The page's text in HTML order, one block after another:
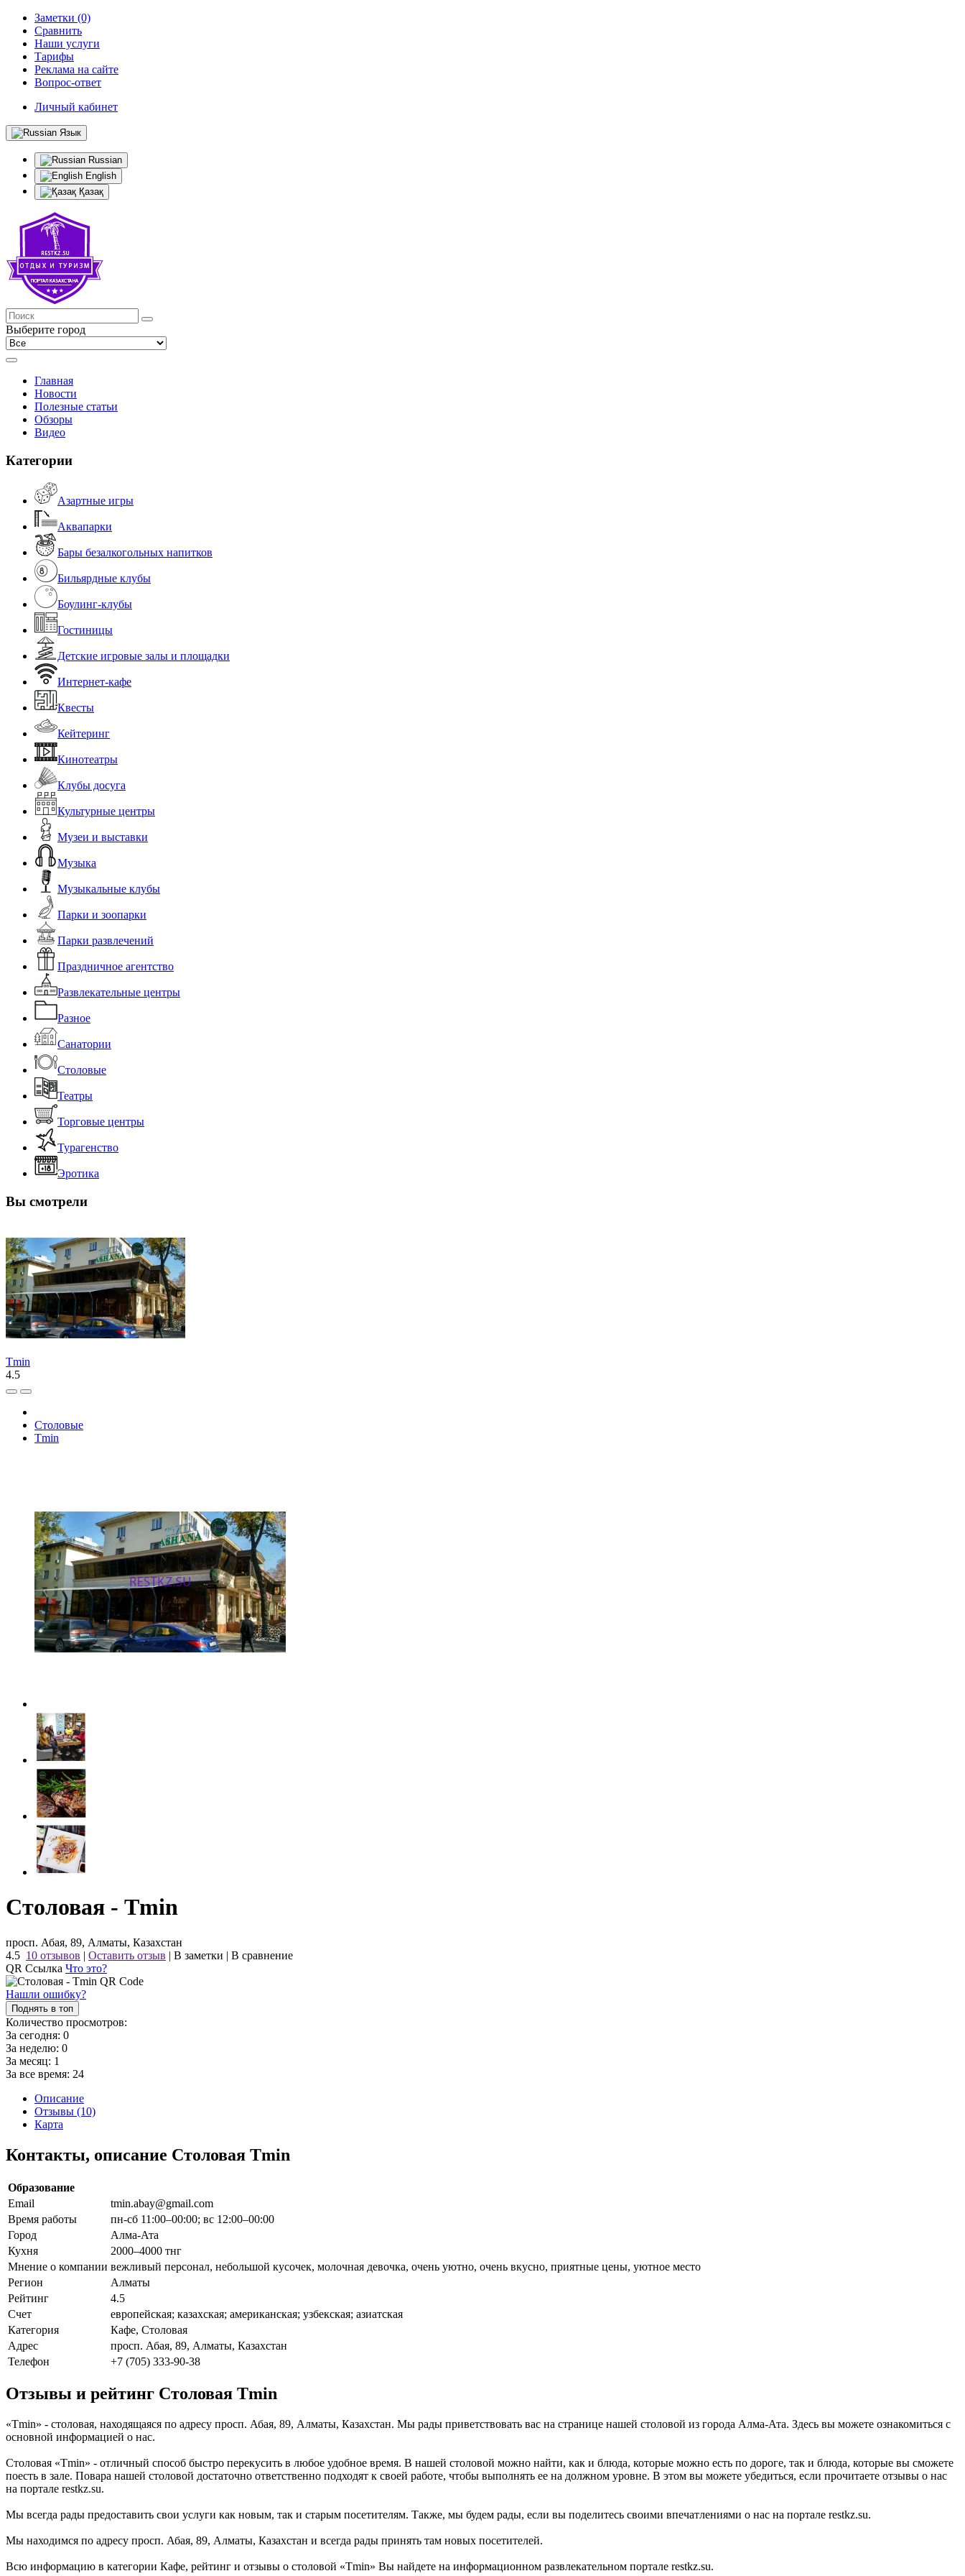
Заметки (0)
Сравнить
Наши услуги
Тарифы
Реклама на сайте
Вопрос-ответ
Личный кабинет
Язык
Russian
English
Қазақ
Выберите город
Главная
Новости
Полезные статьи
Обзоры
Видео
Категории
Азартные игры
Аквапарки
Бары безалкогольных напитков
Бильярдные клубы
Боулинг-клубы
Гостиницы
Детские игровые залы и площадки
Интернет-кафе
Квесты
Кейтеринг
Кинотеатры
Клубы досуга
Культурные центры
Музеи и выставки
Музыка
Музыкальные клубы
Парки и зоопарки
Парки развлечений
Праздничное агентство
Развлекательные центры
Разное
Санатории
Столовые
Театры
Торговые центры
Турагенство
Эротика
Вы смотрели
Tmin
4.5
Столовые
Tmin
Столовая - Tmin
просп. Абая, 89, Алматы, Казахстан
4.5 10 отзывов | Оставить отзыв | В заметки | В сравнение
QR Ссылка Что это?
Нашли ошибку?
Поднять в топ
Количество просмотров:
За сегодня: 0
За неделю: 0
За месяц: 1
За все время: 24
Описание
Отзывы (10)
Карта
Контакты, описание Столовая Tmin
Образование
Email
tmin.abay@gmail.com
Время работы
пн-сб 11:00–00:00; вс 12:00–00:00
Город
Алма-Ата
Кухня
2000–4000 тнг
Мнение о компании вежливый персонал, небольшой кусочек, молочная девочка, очень уютно, очень вкусно, приятные цены, уютное место
Регион
Алматы
Рейтинг
4.5
Счет
европейская; казахская; американская; узбекская; азиатская
Категория
Кафе, Столовая
Адрес
просп. Абая, 89, Алматы, Казахстан
Телефон
+7 (705) 333-90-38
Отзывы и рейтинг Столовая Tmin
«Tmin» - столовая, находящаяся по адресу просп. Абая, 89, Алматы, Казахстан. Мы рады приветствовать вас на странице нашей столовой из города Алма-Ата. Здесь вы можете ознакомиться с
основной информацией о нас.
Столовая «Tmin» - отличный способ быстро перекусить в любое удобное время. В нашей столовой можно найти, как и блюда, которые можно есть по дороге, так и блюда, которые вы сможете
поесть в зале. Повара нашей столовой достаточно ответственно подходят к своей работе, чтобы выполнять ее на должном уровне. В этом вы можете убедиться, если прочитаете отзывы о нас
на портале restkz.su.
Мы всегда рады предоставить свои услуги как новым, так и старым посетителям. Также, мы будем рады, если вы поделитесь своими впечатлениями о нас на портале restkz.su.
Мы находимся по адресу просп. Абая, 89, Алматы, Казахстан и всегда рады принять там новых посетителей.
Всю информацию в категории Кафе, рейтинг и отзывы о столовой «Tmin» Вы найдете на информационном развлекательном портале restkz.su.